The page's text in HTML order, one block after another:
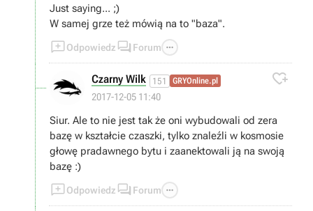
Just saying... ;)
W samej grze też mówią na to "baza".
Odpowiedz  Forum 
Czarny Wilk 151 GRYOnline.pl
2017-12-05 11:40

Siur. Ale to nie jest tak że oni wybudowali od zera
bazę w kształcie czaszki, tylko znaleźli w kosmosie
głowę pradawnego bytu i zaanektowali ją na swoją
bazę :)
Odpowiedz  Forum 